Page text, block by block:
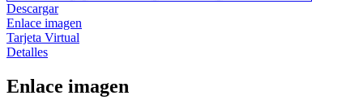
Descargar
Enlace imagen
Tarjeta Virtual
Detalles
Enlace imagen